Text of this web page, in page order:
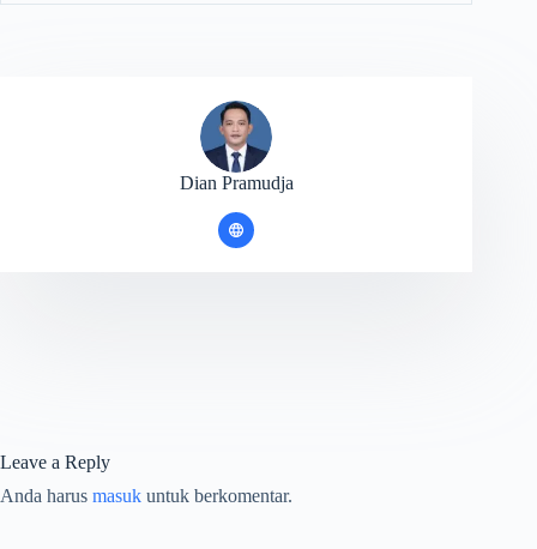
Dian Pramudja
Leave a Reply
Anda harus masuk untuk berkomentar.